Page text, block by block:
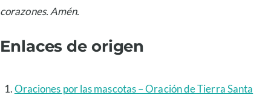
corazones. Amén.
Enlaces de origen
Oraciones por las mascotas – Oración de Tierra Santa